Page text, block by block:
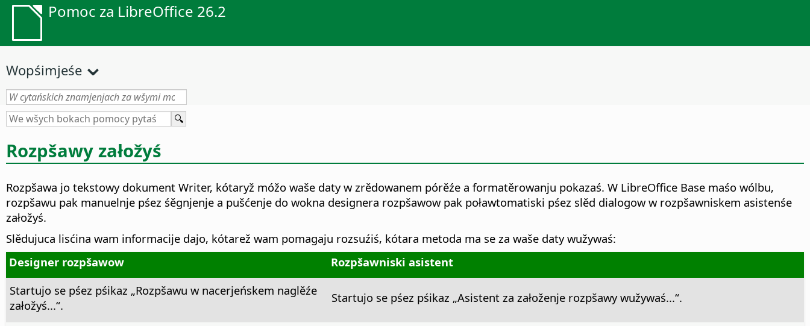
Pomoc za LibreOffice 26.2
Wopśimjeśe
Rozpšawy załožyś
Rozpšawa jo tekstowy dokument Writer, kótaryž móžo waše daty w zrědowanem pórěźe a formatěrowanju pokazaś. W LibreOffice Base maśo wólbu,
rozpšawu pak manuelnje pśez śěgnjenje a pušćenje do wokna designera rozpšawow pak poławtomatiski pśez slěd dialogow w rozpšawniskem asistenśe
załožyś.
Slědujuca lisćina wam informacije dajo, kótarež wam pomagaju rozsuźiś, kótara metoda ma se za waše daty wužywaś:
Designer rozpšawow
Rozpšawniski asistent
Startujo se pśez pśikaz „Rozpšawu w nacerjeńskem naglěźe
załožyś...“.
Startujo se pśez pśikaz „Asistent za załoženje rozpšawy wužywaś...“.